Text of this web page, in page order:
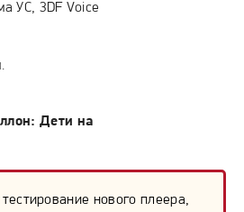
УС, 3DF Voice
Дети на
нового плеера,